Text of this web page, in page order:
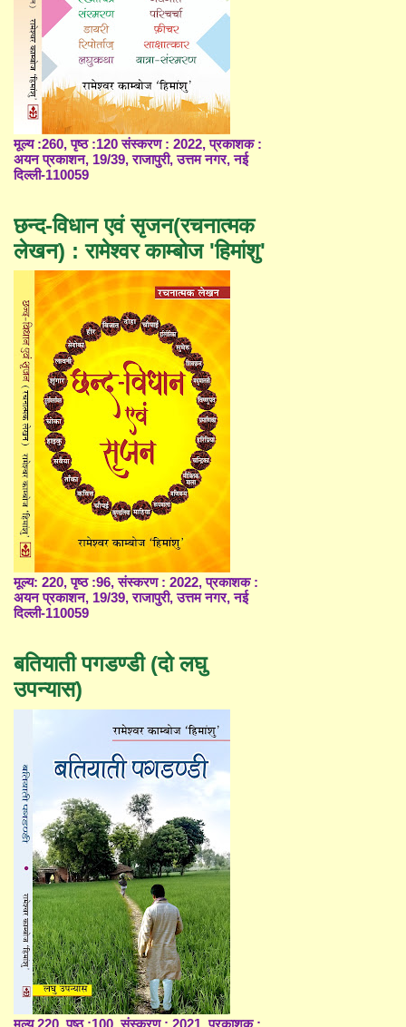
मूल्य :260, पृष्ठ :120 संस्करण : 2022, प्रकाशक :
अयन प्रकाशन, 19/39, राजापुरी, उत्तम नगर, नई
दिल्ली-110059
छन्द-विधान एवं सृजन(रचनात्मक
लेखन) : रामेश्वर काम्बोज 'हिमांशु'
मूल्य: 220, पृष्ठ :96, संस्करण : 2022, प्रकाशक :
अयन प्रकाशन, 19/39, राजापुरी, उत्तम नगर, नई
दिल्ली-110059
बतियाती पगडण्डी (दो लघु
उपन्यास)